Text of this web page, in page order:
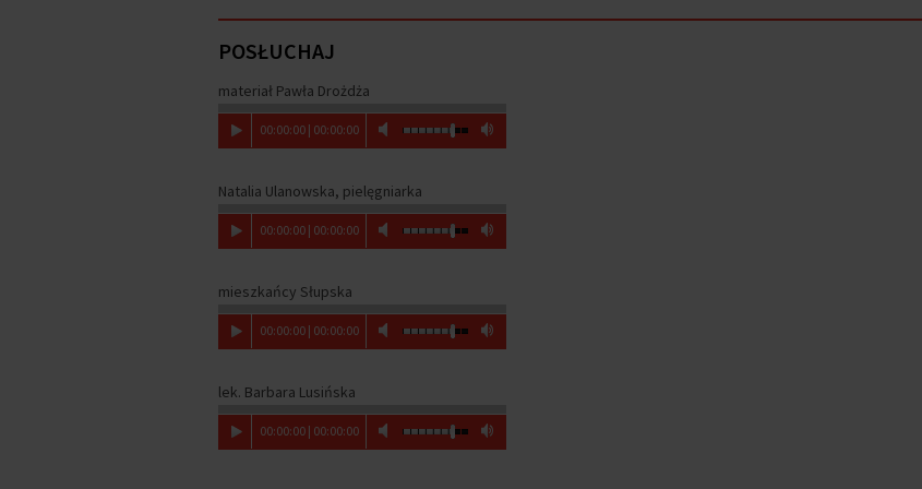
POSŁUCHAJ
materiał Pawła Drożdża
00:00:00| 00:00:00
Natalia Ulanowska, pielęgniarka
00:00:00| 00:00:00
mieszkańcy Słupska
00:00:00| 00:00:00
lek. Barbara Lusińska
00:00:00| 00:00:00